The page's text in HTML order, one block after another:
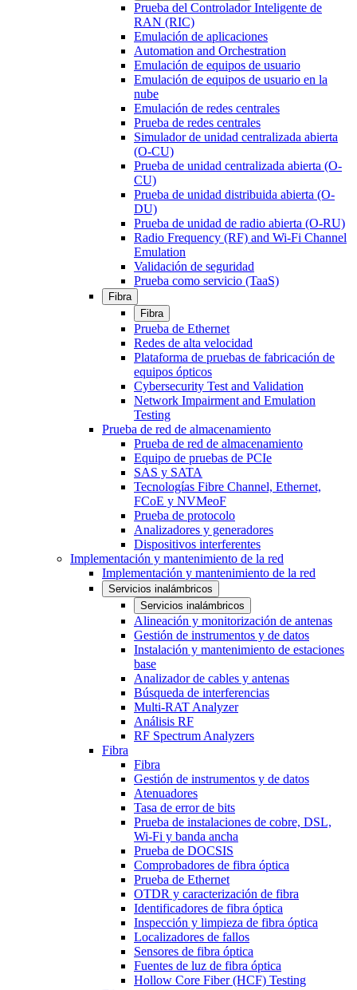
Prueba del Controlador Inteligente de
RAN (RIC)
Emulación de aplicaciones
Automation and Orchestration
Emulación de equipos de usuario
Emulación de equipos de usuario en la
nube
Emulación de redes centrales
Prueba de redes centrales
Simulador de unidad centralizada abierta
(O-CU)
Prueba de unidad centralizada abierta (O-
CU)
Prueba de unidad distribuida abierta (O-
DU)
Prueba de unidad de radio abierta (O-RU)
Radio Frequency (RF) and Wi-Fi Channel
Emulation
Validación de seguridad
Prueba como servicio (TaaS)
Fibra
Fibra
Prueba de Ethernet
Redes de alta velocidad
Plataforma de pruebas de fabricación de
equipos ópticos
Cybersecurity Test and Validation
Network Impairment and Emulation
Testing
Prueba de red de almacenamiento
Prueba de red de almacenamiento
Equipo de pruebas de PCIe
SAS y SATA
Tecnologías Fibre Channel, Ethernet,
FCoE y NVMeoF
Prueba de protocolo
Analizadores y generadores
Dispositivos interferentes
Implementación y mantenimiento de la red
Implementación y mantenimiento de la red
Servicios inalámbricos
Servicios inalámbricos
Alineación y monitorización de antenas
Gestión de instrumentos y de datos
Instalación y mantenimiento de estaciones
base
Analizador de cables y antenas
Búsqueda de interferencias
Multi-RAT Analyzer
Análisis RF
RF Spectrum Analyzers
Fibra
Fibra
Gestión de instrumentos y de datos
Atenuadores
Tasa de error de bits
Prueba de instalaciones de cobre, DSL,
Wi-Fi y banda ancha
Prueba de DOCSIS
Comprobadores de fibra óptica
Prueba de Ethernet
OTDR y caracterización de fibra
Identificadores de fibra óptica
Inspección y limpieza de fibra óptica
Localizadores de fallos
Sensores de fibra óptica
Fuentes de luz de fibra óptica
Hollow Core Fiber (HCF) Testing